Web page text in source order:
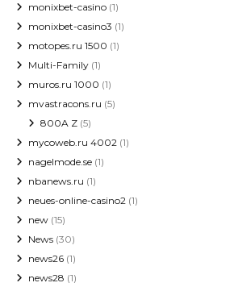
monixbet-casino (1)
monixbet-casino3 (1)
motopes.ru 1500 (1)
Multi-Family (1)
muros.ru 1000 (1)
mvastracons.ru (5)
800A Z (5)
mycoweb.ru 4002 (1)
nagelmode.se (1)
nbanews.ru (1)
neues-online-casino2 (1)
new (15)
News (30)
news26 (1)
news28 (1)